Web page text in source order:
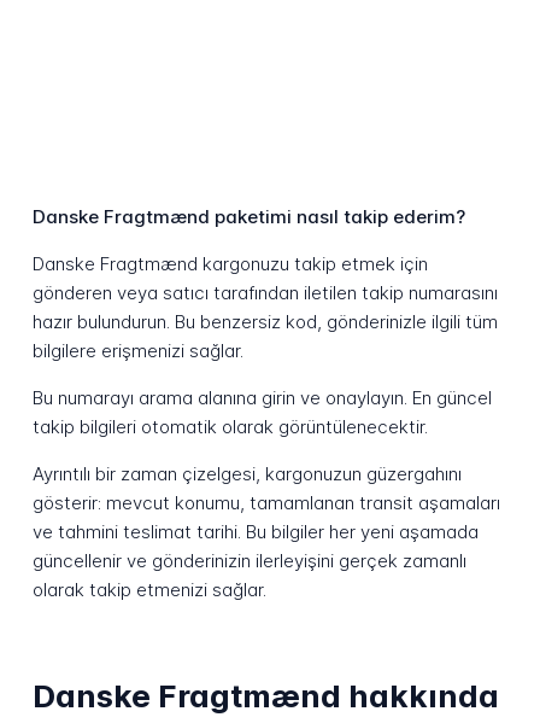
Danske Fragtmænd paketimi nasıl takip ederim?
Danske Fragtmænd kargonuzu takip etmek için
gönderen veya satıcı tarafından iletilen takip numarasını
hazır bulundurun. Bu benzersiz kod, gönderinizle ilgili tüm
bilgilere erişmenizi sağlar.
Bu numarayı arama alanına girin ve onaylayın. En güncel
takip bilgileri otomatik olarak görüntülenecektir.
Ayrıntılı bir zaman çizelgesi, kargonuzun güzergahını
gösterir: mevcut konumu, tamamlanan transit aşamaları
ve tahmini teslimat tarihi. Bu bilgiler her yeni aşamada
güncellenir ve gönderinizin ilerleyişini gerçek zamanlı
olarak takip etmenizi sağlar.
Danske Fragtmænd hakkında